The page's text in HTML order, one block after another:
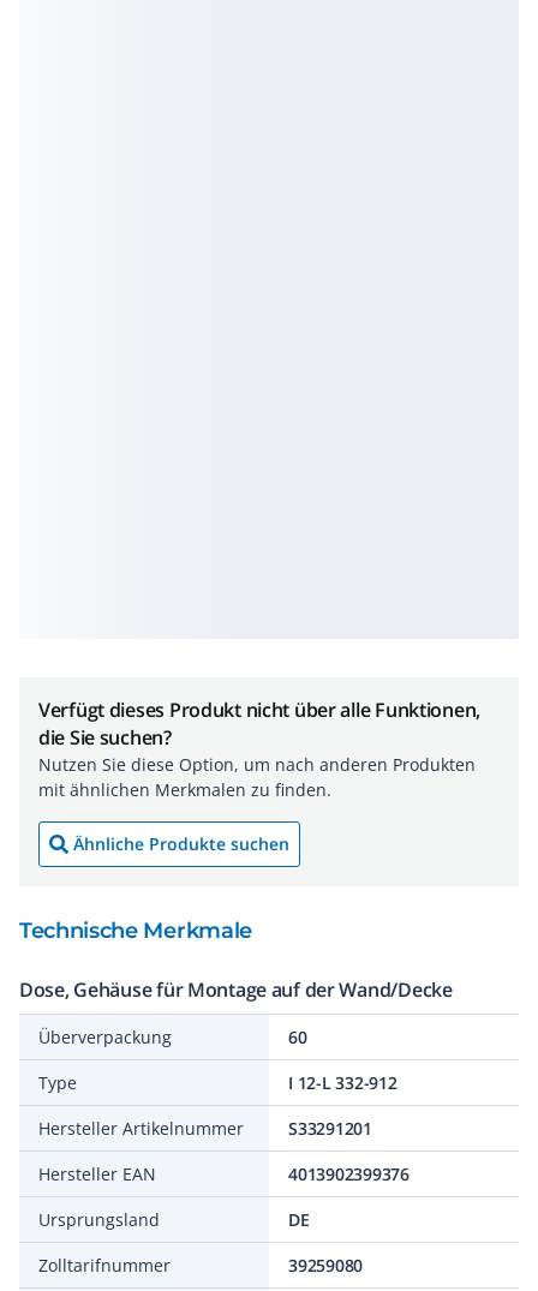
Verfügt dieses Produkt nicht über alle Funktionen,
die Sie suchen?
Nutzen Sie diese Option, um nach anderen Produkten
mit ähnlichen Merkmalen zu finden.
Ähnliche Produkte suchen
Technische Merkmale
Dose, Gehäuse für Montage auf der Wand/Decke
Überverpackung
60
Type
I 12-L 332-912
Hersteller Artikelnummer
S33291201
Hersteller EAN
4013902399376
Ursprungsland
DE
Zolltarifnummer
39259080